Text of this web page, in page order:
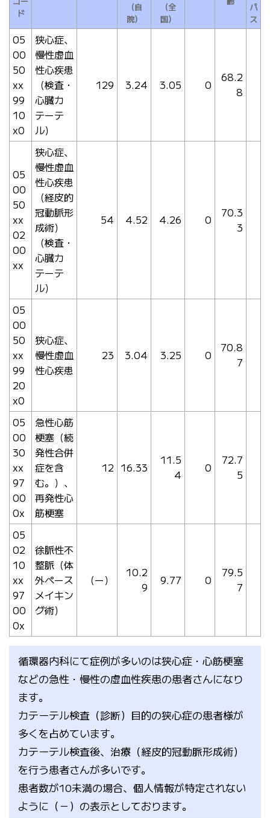
ド
（自
院）
（全
国）
パ
ス
05
00
50
xx
99
10
x0
狭心症、
慢性虚血
性心疾患
（検査・
心臓カ
テーテ
ル）
129 3.24 3.05 0
68.2
8
05
00
50
xx
02
00
xx
狭心症、
慢性虚血
性心疾患
（経皮的
冠動脈形
成術）
（検査・
心臓カ
テーテ
ル）
54 4.52 4.26 0
70.3
3
05
00
50
xx
99
20
x0
狭心症、
慢性虚血
性心疾患
23 3.04 3.25 0
70.8
7
05
00
30
xx
97
00
0x
急性心筋
梗塞（続
発性合併
症を含
む。）、
再発性心
筋梗塞
12 16.33
11.5
4
0
72.7
5
05
02
10
xx
97
00
0x
徐脈性不
整脈（体
外ペース
メイキン
グ術）
（ー）
10.2
9
9.77 0
79.5
7
循環器内科にて症例が多いのは狭心症・心筋梗塞
などの急性・慢性の虚血性疾患の患者さんになり
ます。
カテーテル検査（診断）目的の狭心症の患者様が
多くを占めています。
カテーテル検査後、治療（経皮的冠動脈形成術）
を行う患者さんが多いです。
患者数が10未満の場合、個人情報が特定されない
ように（－）の表示としております。